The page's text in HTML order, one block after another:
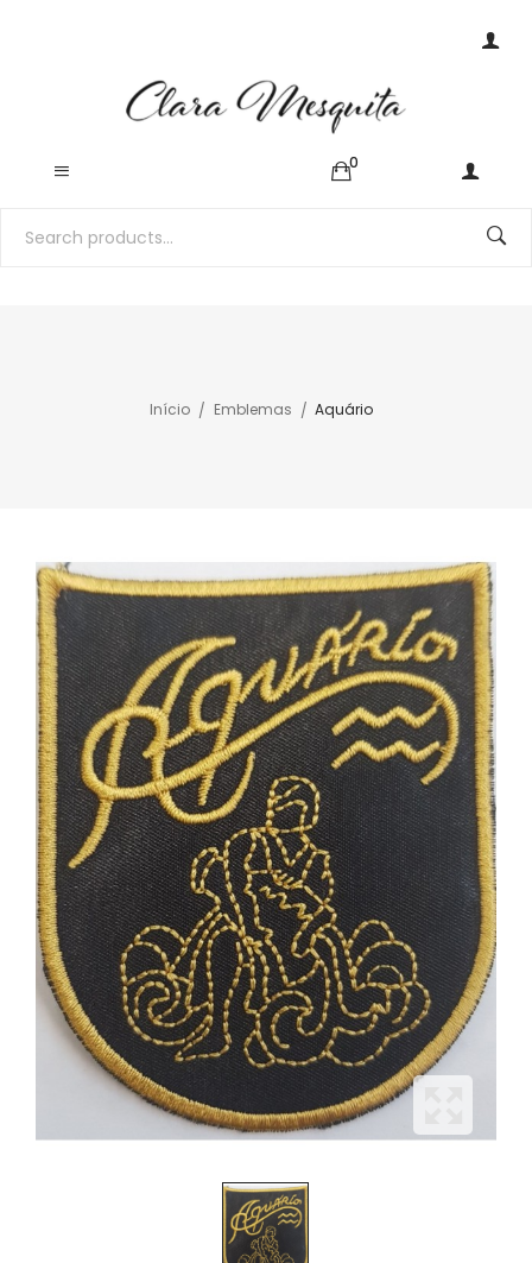
0
Início Emblemas Aquário